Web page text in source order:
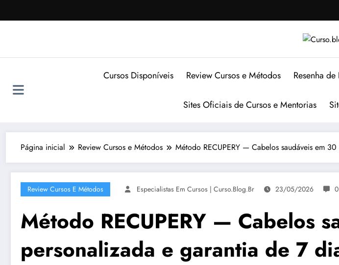
para
Cursos Disponíveis Review Cursos e Métodos Resenha
Sites Oficiais de Cursos e Mentorias
Página inicial Review Cursos e Métodos Método RECUPERY — Cabelos saudáveis em
Review Cursos E Métodos Especialistas Em Cursos | Curso.blog.br 23/05/2026
Método RECUPERY — Cabelos
personalizada e garantia de 7